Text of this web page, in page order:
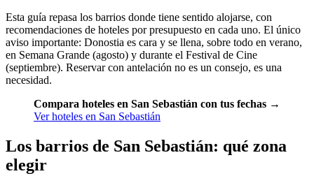
Esta guía repasa los barrios donde tiene sentido alojarse, con
recomendaciones de hoteles por presupuesto en cada uno. El único
aviso importante: Donostia es cara y se llena, sobre todo en verano,
en Semana Grande (agosto) y durante el Festival de Cine
(septiembre). Reservar con antelación no es un consejo, es una
necesidad.
Compara hoteles en San Sebastián con tus fechas →
Ver hoteles en San Sebastián
Los barrios de San Sebastián: qué zona
elegir